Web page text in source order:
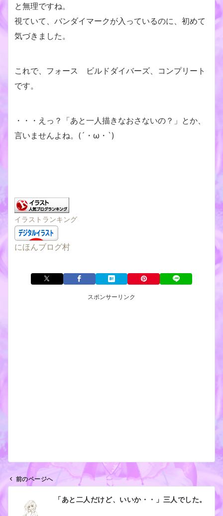
と無理ですね。
視ていて、バンダイマークが入っているのに、初めて
気づきました。
これで、フォース ビルドダイバーズ、コンプリート
です。
・・・えっ？「あと一人描きなおさないの？」とか、
言いませんよね。(´・ω・`)
イラストランキング
にほんブログ村
スポンサーリンク
前のページへ
「あと二人だけど、いいか・・」三人でした。